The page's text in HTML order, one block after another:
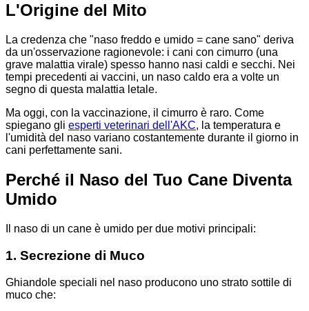
L'Origine del Mito
La credenza che "naso freddo e umido = cane sano" deriva
da un'osservazione ragionevole: i cani con cimurro (una
grave malattia virale) spesso hanno nasi caldi e secchi. Nei
tempi precedenti ai vaccini, un naso caldo era a volte un
segno di questa malattia letale.
Ma oggi, con la vaccinazione, il cimurro è raro. Come
spiegano gli esperti veterinari dell'AKC, la temperatura e
l'umidità del naso variano costantemente durante il giorno in
cani perfettamente sani.
Perché il Naso del Tuo Cane Diventa
Umido
Il naso di un cane è umido per due motivi principali:
1. Secrezione di Muco
Ghiandole speciali nel naso producono uno strato sottile di
muco che: